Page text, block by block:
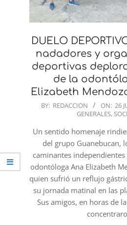
DUELO
nadadores y
deportivas
de la
Elizabeth
2023-
26
BY: REDACCION ON: 26
GENERALES,
Un sentido homenaje
del grupo Guanebucan,
caminantes independientes
odontóloga Ana Elizabeth
quien sufrió un reflujo
su jornada matinal en las
Sus amigos, en horas de